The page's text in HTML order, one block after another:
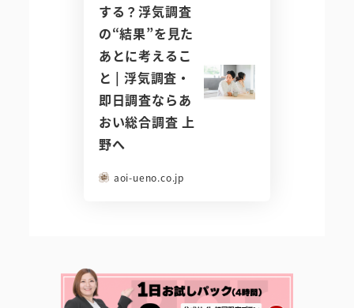
する？浮気調査
の“結果”を見た
あとに考えるこ
と | 浮気調査・
即日調査ならあ
おい総合調査 上
野へ
aoi-ueno.co.jp